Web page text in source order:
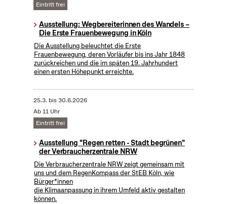
Eintritt frei
Ausstellung: Wegbereiterinnen des Wandels –
Die Erste Frauenbewegung in Köln
Die Ausstellung beleuchtet die Erste
Frauenbewegung, deren Vorläufer bis ins Jahr 1848
zurückreichen und die im späten 19. Jahrhundert
einen ersten Höhepunkt erreichte.
25.3. bis30.6.2026
Ab 11 Uhr
Eintritt frei
Ausstellung "Regen retten - Stadt begrünen"
der Verbraucherzentrale NRW
Die Verbraucherzentrale NRW zeigt gemeinsam mit
uns und dem RegenKompass der StEB Köln, wie
Bürger*innen
die Klimaanpassung in ihrem Umfeld aktiv gestalten
können.